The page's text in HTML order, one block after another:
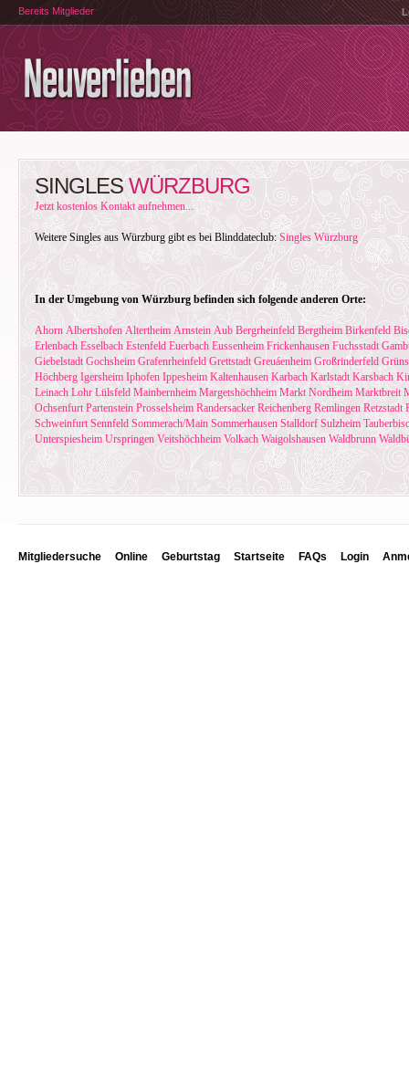
Bereits Mitglieder
SINGLES WÜRZBURG
Jetzt kostenlos Kontakt aufnehmen...
Weitere Singles aus Würzburg gibt es bei Blinddateclub: Singles Würzburg
In der Umgebung von Würzburg befinden sich folgende anderen Orte:
Ahorn Albertshofen Altertheim Arnstein Aub Bergrheinfeld Bergtheim Birkenfeld
Erlenbach Esselbach Estenfeld Euerbach Eussenheim Frickenhausen Fuchsstadt
Giebelstadt Gochsheim Grafenrheinfeld Grettstadt Greuáenheim Großrinderfeld
Höchberg Igersheim Iphofen Ippesheim Kaltenhausen Karbach Karlstadt Karsbach
Leinach Lohr Lülsfeld Mainbernheim Margetshöchheim Markt Nordheim Marktbreit
Ochsenfurt Partenstein Prosselsheim Randersacker Reichenberg Remlingen Retzstadt
Schweinfurt Sennfeld Sommerach/Main Sommerhausen Stalldorf Sulzheim
Unterspiesheim Urspringen Veitshöchheim Volkach Waigolshausen Waldbrunn
Mitgliedersuche Online Geburtstag Startseite FAQs Login